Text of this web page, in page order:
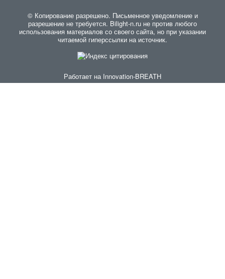
© Копирование разрешено. Письменное уведомление и
разрешение не требуется. Bilight-n.ru не против любого
использования материалов со своего сайта, но при указании
читаемой гиперссылки на источник.
Работает на Innovation-BREATH